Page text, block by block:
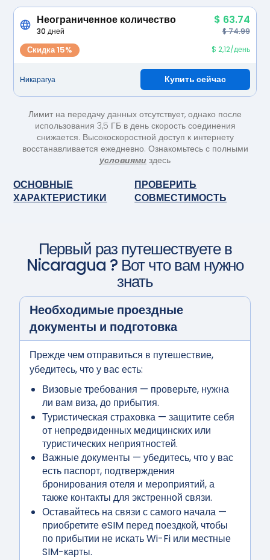
Неограниченное количество $ 63.74
30 дней $ 74.99
Скидка 15% $ 2,12/день
Никарагуа Купить сейчас
Лимит на передачу данных отсутствует, однако после
использования 3,5 ГБ в день скорость соединения
снижается. Высокоскоростной доступ к интернету
восстанавливается ежедневно. Ознакомьтесь с полными
условиями здесь
ОСНОВНЫЕ
ХАРАКТЕРИСТИКИ
ПРОВЕРИТЬ
СОВМЕСТИМОСТЬ
Первый раз путешествуете в
Nicaragua ? Вот что вам нужно
знать
Необходимые проездные
документы и подготовка
Прежде чем отправиться в путешествие,
убедитесь, что у вас есть:
Визовые требования — проверьте, нужна
ли вам виза, до прибытия.
Туристическая страховка — защитите себя
от непредвиденных медицинских или
туристических неприятностей.
Важные документы — убедитесь, что у вас
есть паспорт, подтверждения
бронирования отеля и мероприятий, а
также контакты для экстренной связи.
Оставайтесь на связи с самого начала —
приобретите eSIM перед поездкой, чтобы
по прибытии не искать Wi-Fi или местные
SIM-карты.